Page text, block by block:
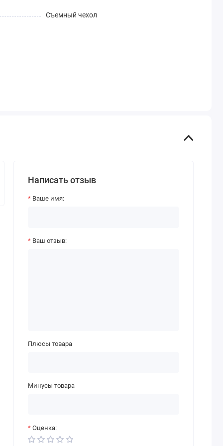
Съемный чехол
Написать отзыв
Ваше имя:
Ваш отзыв:
Плюсы товара
Минусы товара
Оценка: